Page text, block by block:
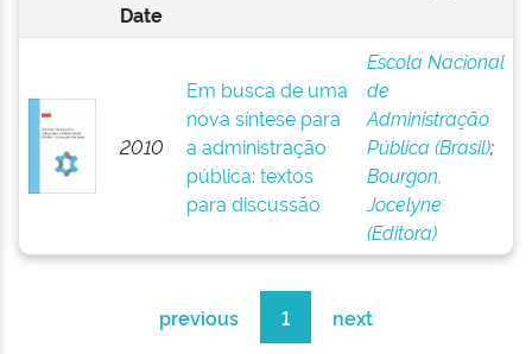
Date
2010
Em busca de uma
nova síntese para
a administração
pública: textos
para discussão
Escola Nacional
de
Administração
Pública (Brasil);
Bourgon,
Jocelyne
(Editora)
previous 1 next